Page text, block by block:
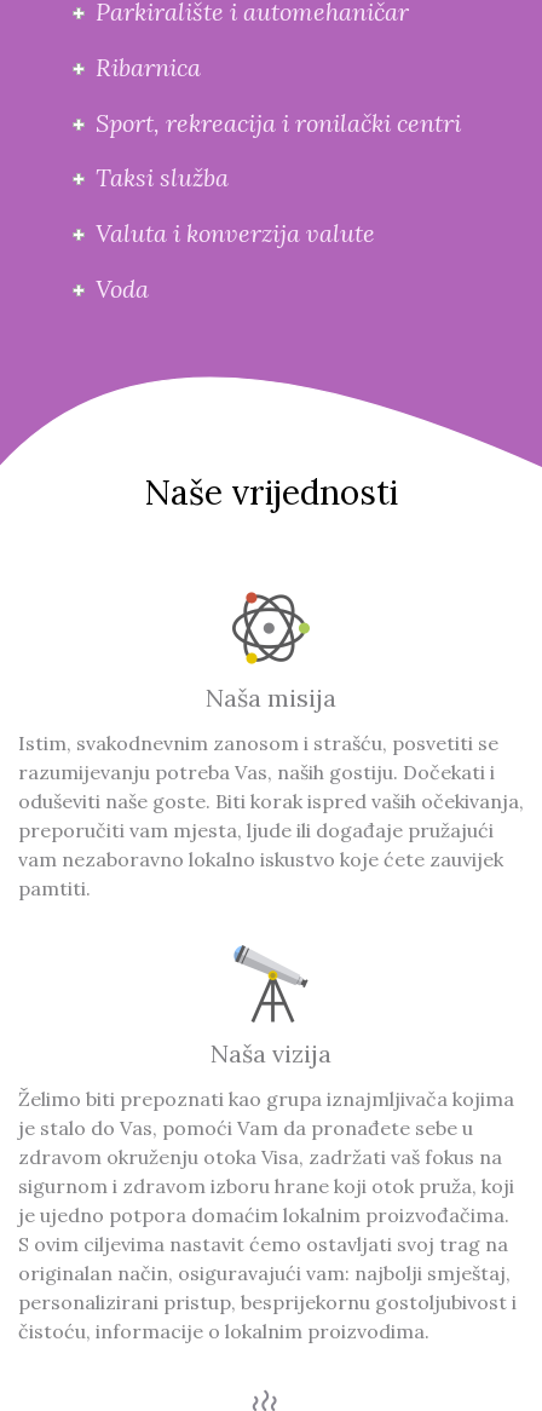
Parkiralište i automehaničar
Ribarnica
Sport, rekreacija i ronilački centri
Taksi služba
Valuta i konverzija valute
Voda
Naše vrijednosti
Naša misija
Istim, svakodnevnim zanosom i strašću, posvetiti se
razumijevanju potreba Vas, naših gostiju. Dočekati i
oduševiti naše goste. Biti korak ispred vaših očekivanja,
preporučiti vam mjesta, ljude ili događaje pružajući
vam nezaboravno lokalno iskustvo koje ćete zauvijek
pamtiti.
Naša vizija
Želimo biti prepoznati kao grupa iznajmljivača kojima
je stalo do Vas, pomoći Vam da pronađete sebe u
zdravom okruženju otoka Visa, zadržati vaš fokus na
sigurnom i zdravom izboru hrane koji otok pruža, koji
je ujedno potpora domaćim lokalnim proizvođačima.
S ovim ciljevima nastavit ćemo ostavljati svoj trag na
originalan način, osiguravajući vam: najbolji smještaj,
personalizirani pristup, besprijekornu gostoljubivost i
čistoću, informacije o lokalnim proizvodima.